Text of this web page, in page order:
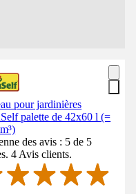
pour jardinières
palette de 42x60 l (=
des avis : 5 de 5
4 Avis clients.